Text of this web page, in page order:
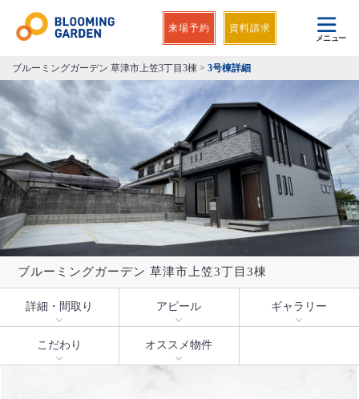
来場予約 資料請求
メニュー
ブルーミングガーデン 草津市上笠3丁目3棟 > 3号棟詳細
ブルーミングガーデン 草津市上笠3丁目3棟
詳細・間取り アピール ギャラリー
こだわり オススメ物件